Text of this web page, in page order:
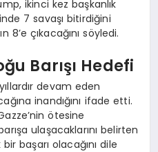
ikinci kez başkanlık
7 savaşı bitirdiğini
8’e çıkacağını söyledi.
Barışı Hedefi
devam eden
inandığını ifade etti.
ötesine
ulaşacaklarını belirten
başarı olacağını dile